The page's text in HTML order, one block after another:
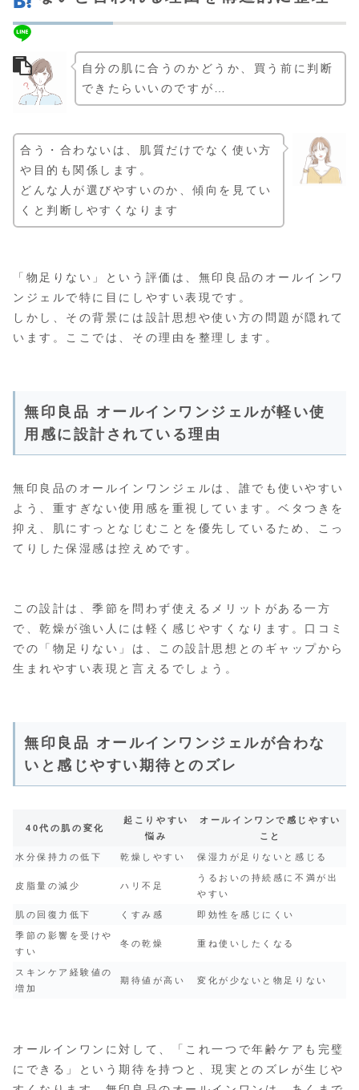
自分の肌に合うのかどうか、買う前に判断
できたらいいのですが…
合う・合わないは、肌質だけでなく使い方
や目的も関係します。
どんな人が選びやすいのか、傾向を見てい
くと判断しやすくなります
「物足りない」という評価は、無印良品のオールインワ
ンジェルで特に目にしやすい表現です。
しかし、その背景には設計思想や使い方の問題が隠れて
います。ここでは、その理由を整理します。
無印良品 オールインワンジェルが軽い使
用感に設計されている理由
無印良品のオールインワンジェルは、誰でも使いやすい
よう、重すぎない使用感を重視しています。ベタつきを
抑え、肌にすっとなじむことを優先しているため、こっ
てりした保湿感は控えめです。
この設計は、季節を問わず使えるメリットがある一方
で、乾燥が強い人には軽く感じやすくなります。口コミ
での「物足りない」は、この設計思想とのギャップから
生まれやすい表現と言えるでしょう。
無印良品 オールインワンジェルが合わな
いと感じやすい期待とのズレ
40代の肌の変化
起こりやすい
悩み
オールインワンで感じやすい
こと
水分保持力の低下 乾燥しやすい 保湿力が足りないと感じる
皮脂量の減少 ハリ不足
うるおいの持続感に不満が出
やすい
肌の回復力低下 くすみ感 即効性を感じにくい
季節の影響を受けや
すい
冬の乾燥 重ね使いしたくなる
スキンケア経験値の
増加
期待値が高い 変化が少ないと物足りない
オールインワンに対して、「これ一つで年齢ケアも完璧
にできる」という期待を持つと、現実とのズレが生じや